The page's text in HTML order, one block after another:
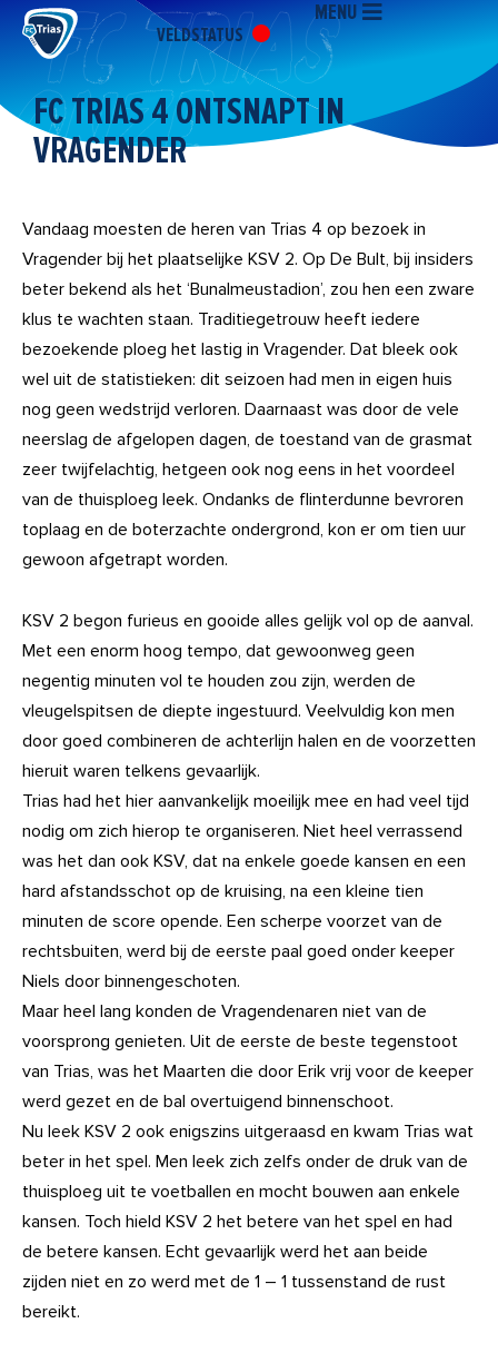
naar
inhoud
VELDSTATUS
MENU
FC TRIAS 4 ONTSNAPT IN
VRAGENDER
Vandaag moesten de heren van Trias 4 op bezoek in
Vragender bij het plaatselijke KSV 2. Op De Bult, bij insiders
beter bekend als het ‘Bunalmeustadion’, zou hen een zware
klus te wachten staan. Traditiegetrouw heeft iedere
bezoekende ploeg het lastig in Vragender. Dat bleek ook
wel uit de statistieken: dit seizoen had men in eigen huis
nog geen wedstrijd verloren. Daarnaast was door de vele
neerslag de afgelopen dagen, de toestand van de grasmat
zeer twijfelachtig, hetgeen ook nog eens in het voordeel
van de thuisploeg leek. Ondanks de flinterdunne bevroren
toplaag en de boterzachte ondergrond, kon er om tien uur
gewoon afgetrapt worden.
KSV 2 begon furieus en gooide alles gelijk vol op de aanval.
Met een enorm hoog tempo, dat gewoonweg geen
negentig minuten vol te houden zou zijn, werden de
vleugelspitsen de diepte ingestuurd. Veelvuldig kon men
door goed combineren de achterlijn halen en de voorzetten
hieruit waren telkens gevaarlijk.
Trias had het hier aanvankelijk moeilijk mee en had veel tijd
nodig om zich hierop te organiseren. Niet heel verrassend
was het dan ook KSV, dat na enkele goede kansen en een
hard afstandsschot op de kruising, na een kleine tien
minuten de score opende. Een scherpe voorzet van de
rechtsbuiten, werd bij de eerste paal goed onder keeper
Niels door binnengeschoten.
Maar heel lang konden de Vragendenaren niet van de
voorsprong genieten. Uit de eerste de beste tegenstoot
van Trias, was het Maarten die door Erik vrij voor de keeper
werd gezet en de bal overtuigend binnenschoot.
Nu leek KSV 2 ook enigszins uitgeraasd en kwam Trias wat
beter in het spel. Men leek zich zelfs onder de druk van de
thuisploeg uit te voetballen en mocht bouwen aan enkele
kansen. Toch hield KSV 2 het betere van het spel en had
de betere kansen. Echt gevaarlijk werd het aan beide
zijden niet en zo werd met de 1 – 1 tussenstand de rust
bereikt.